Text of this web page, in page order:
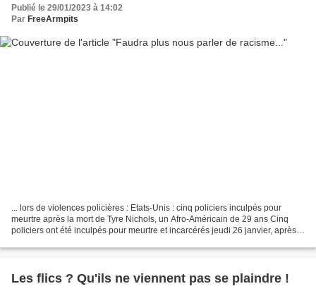
Publié le 29/01/2023 à 14:02
Par FreeArmpits
... lors de violences policières : Etats-Unis : cinq policiers inculpés pour
meurtre après la mort de Tyre Nichols, un Afro-Américain de 29 ans Cinq
policiers ont été inculpés pour meurtre et incarcérés jeudi 26 janvier, après
Les flics ? Qu'ils ne viennent pas se plaindre !